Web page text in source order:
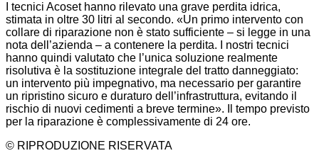
I tecnici Acoset hanno rilevato una grave perdita idrica,
stimata in oltre 30 litri al secondo. «Un primo intervento con
collare di riparazione non è stato sufficiente – si legge in una
nota dell’azienda – a contenere la perdita. I nostri tecnici
hanno quindi valutato che l’unica soluzione realmente
risolutiva è la sostituzione integrale del tratto danneggiato:
un intervento più impegnativo, ma necessario per garantire
un ripristino sicuro e duraturo dell’infrastruttura, evitando il
rischio di nuovi cedimenti a breve termine». Il tempo previsto
per la riparazione è complessivamente di 24 ore.
© RIPRODUZIONE RISERVATA